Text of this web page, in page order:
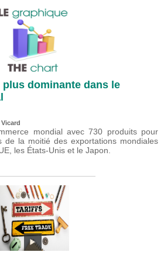
dominante dans le
mondial avec 730 produits pour
de la moitié des exportations mondiales
les États-Unis et le Japon.